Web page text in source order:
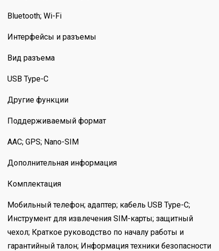
Bluetooth; Wi-Fi
Интерфейсы и разъемы
Вид разъема
USB Type-C
Другие функции
Поддерживаемый формат
AAC; GPS; Nano-SIM
Дополнительная информация
Комплектация
Мобильный телефон; адаптер; кабель USB Type-C;
Инструмент для извлечения SIM-карты; защитный
чехол; Краткое руководство по началу работы и
гарантийный талон; Информация техники безопасности